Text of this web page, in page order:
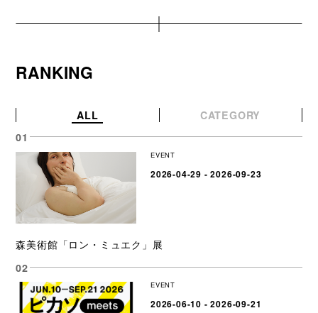
RANKING
ALL CATEGORY
EVENT
2026-04-29 - 2026-09-23
森美術館「ロン・ミュエク」展
EVENT
2026-06-10 - 2026-09-21